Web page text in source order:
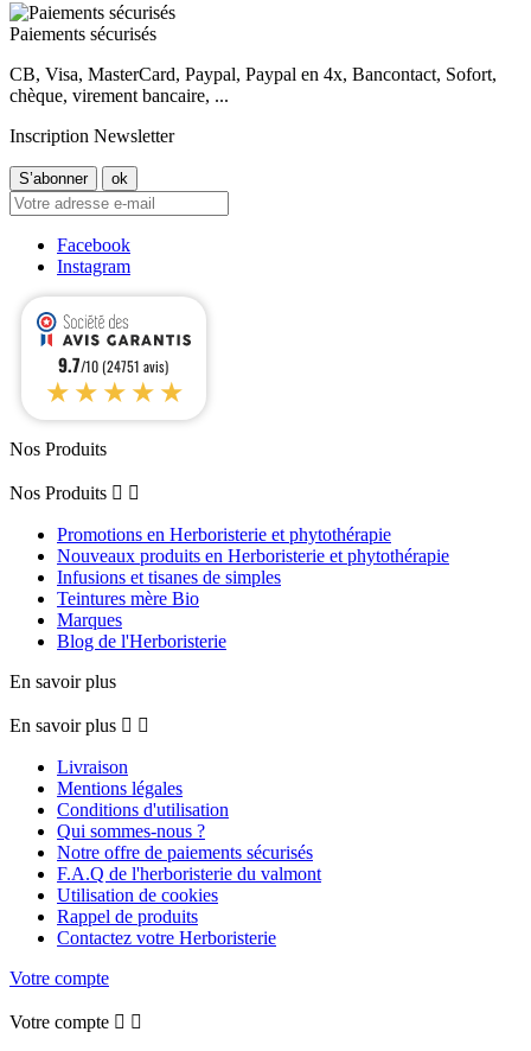
Paiements sécurisés
CB, Visa, MasterCard, Paypal, Paypal en 4x, Bancontact, Sofort,
chèque, virement bancaire, ...
Inscription Newsletter
Facebook
Instagram
9.7/10 (24751 avis)
★★★★★
Nos Produits
Nos Produits  
Promotions en Herboristerie et phytothérapie
Nouveaux produits en Herboristerie et phytothérapie
Infusions et tisanes de simples
Teintures mère Bio
Marques
Blog de l'Herboristerie
En savoir plus
En savoir plus  
Livraison
Mentions légales
Conditions d'utilisation
Qui sommes-nous ?
Notre offre de paiements sécurisés
F.A.Q de l'herboristerie du valmont
Utilisation de cookies
Rappel de produits
Contactez votre Herboristerie
Votre compte
Votre compte  